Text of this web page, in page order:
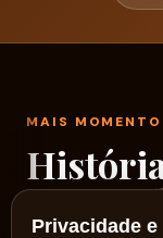
MAIS
Privacidade